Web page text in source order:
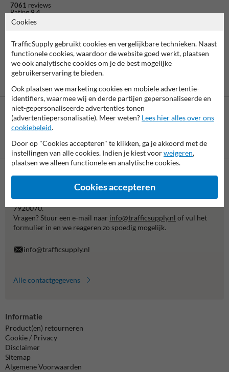
7061 reviews
Rating9.4
Betaling achteraf
is mogelijk
Neem contact met ons op
Wij zijn op werkdagen (van 8.00 tot 17.00) te bereiken op 038-
7920070.
Vragen? Stuur een e-mail naar info@trafficsupply.nl of vul het
formulier in en we reageren zo spoedig mogelijk.
info@trafficsupply.nl
Alle contactgegevens
Informatie
Product(en) retourneren
Cookie / Privacy
Disclaimer
Sitemap
Algemene Voorwaarden
Cookies
TrafficSupply gebruikt cookies en vergelijkbare technieken. Naast
functionele cookies, waardoor de website goed werkt, plaatsen
we ook analytische cookies om je de best mogelijke
gebruikerservaring te bieden.
Ook plaatsen we marketing cookies en mobiele advertentie-
identifiers, waarmee wij en derde partijen gepersonaliseerde en
niet-gepersonaliseerde advertenties tonen
(advertentiepersonalisatie). Meer weten? Lees hier alles over ons
cookiebeleid.
Door op "Cookies accepteren" te klikken, ga je akkoord met de
instellingen van alle cookies. Indien je kiest voorweigeren,
plaatsen we alleen functionele en analytische cookies.
Cookies accepteren